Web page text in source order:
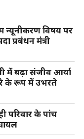
न्यूनीकरण विषय पर
प्रबंधन मंत्री
में बढ़ा संजीव आर्या
के रूप में उभरते
परिवार के पांच